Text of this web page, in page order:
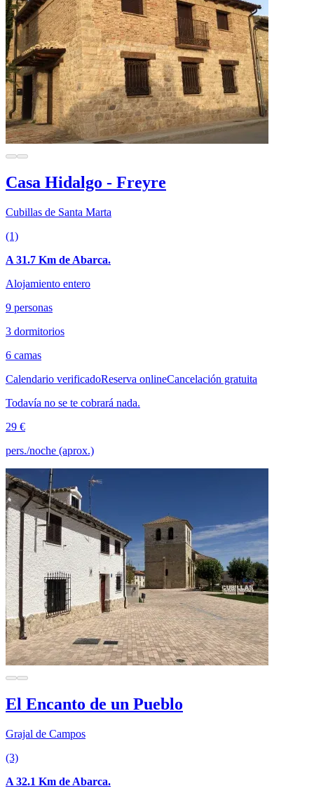
Casa Hidalgo - Freyre
Cubillas de Santa Marta
(1)
A 31.7 Km de Abarca.
Alojamiento entero
9 personas
3 dormitorios
6 camas
Calendario verificadoReserva onlineCancelación gratuita
Todavía no se te cobrará nada.
29 €
pers./noche (aprox.)
El Encanto de un Pueblo
Grajal de Campos
(3)
A 32.1 Km de Abarca.